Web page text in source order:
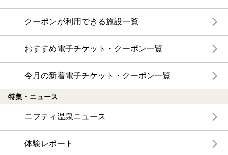
クーポンが利用できる施設一覧
おすすめ電子チケット・クーポン一覧
今月の新着電子チケット・クーポン一覧
特集・ニュース
ニフティ温泉ニュース
体験レポート